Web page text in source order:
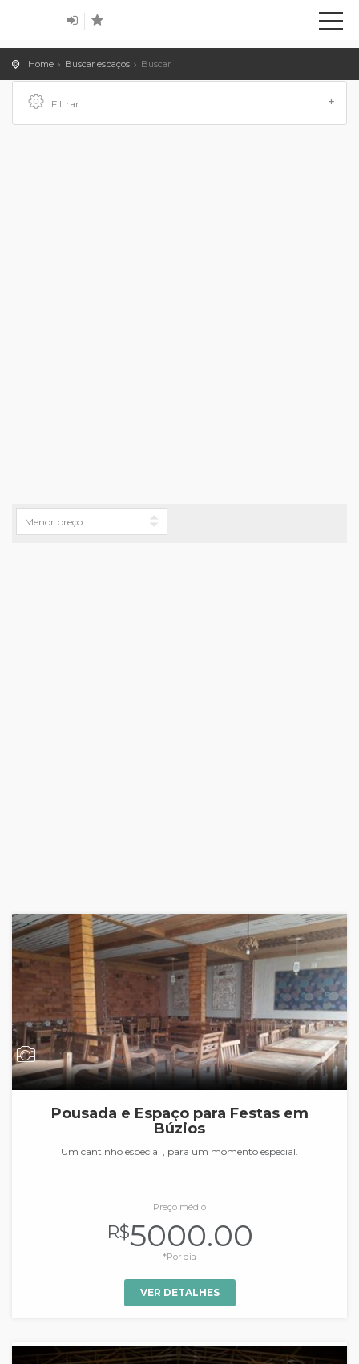
Home Buscar espaços Buscar
Filtrar
Pousada e Espaço para Festas em
Búzios
Um cantinho especial , para um momento especial.
Preço médio
R$5000.00
*Por dia
VER DETALHES